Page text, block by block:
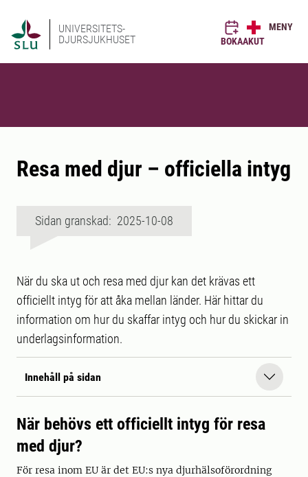
UNIVERSITETS-
DJURSJUKHUSET
BOKAAKUT
MENY
Resa med djur – officiella intyg
Sidan granskad: 2025-10-08
När du ska ut och resa med djur kan det krävas ett
officiellt intyg för att åka mellan länder. Här hittar du
information om hur du skaffar intyg och hur du skickar in
underlagsinformation.
Innehåll på sidan
När behövs ett officiellt intyg för resa
med djur?
För resa inom EU är det EU:s nya djurhälsoförordning